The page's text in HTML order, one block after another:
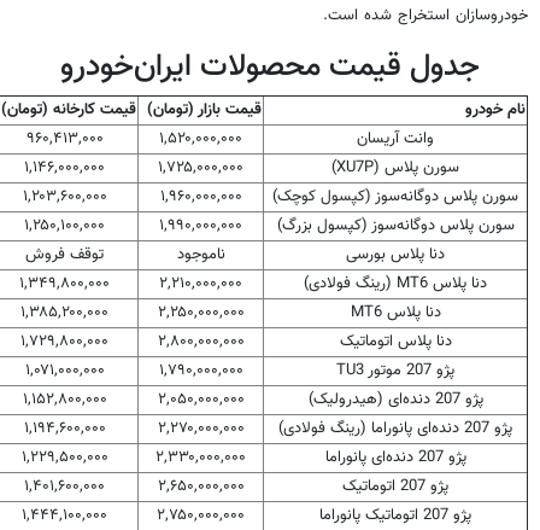
خودروسازان استخراج شده است.
جدول قیمت محصولات ایران‌خودرو
نام خودرو قیمت بازار (تومان) قیمت کارخانه (تومان)
وانت آریسان
۱,۵۲۰,۰۰۰,۰۰۰
۹۶۰,۴۱۳,۰۰۰
سورن پلاس (XU7P)
۱,۷۲۵,۰۰۰,۰۰۰
۱,۱۴۶,۰۰۰,۰۰۰
سورن پلاس دوگانه‌سوز (کپسول کوچک)
۱,۹۶۰,۰۰۰,۰۰۰
۱,۲۰۳,۶۰۰,۰۰۰
سورن پلاس دوگانه‌سوز (کپسول بزرگ)
۱,۹۹۰,۰۰۰,۰۰۰
۱,۲۵۰,۱۰۰,۰۰۰
دنا پلاس بورسی
ناموجود
توقف فروش
دنا پلاس MT6 (رینگ فولادی)
۲,۲۱۰,۰۰۰,۰۰۰
۱,۳۴۹,۸۰۰,۰۰۰
دنا پلاس MT6
۲,۲۵۰,۰۰۰,۰۰۰
۱,۳۸۵,۲۰۰,۰۰۰
دنا پلاس اتوماتیک
۲,۸۰۰,۰۰۰,۰۰۰
۱,۷۲۹,۸۰۰,۰۰۰
پژو 207 موتور TU3
۱,۷۹۰,۰۰۰,۰۰۰
۱,۰۷۱,۰۰۰,۰۰۰
پژو 207 دنده‌ای (هیدرولیک)
۲,۰۵۰,۰۰۰,۰۰۰
۱,۱۵۲,۸۰۰,۰۰۰
پژو 207 دنده‌ای پانوراما (رینگ فولادی)
۲,۲۷۰,۰۰۰,۰۰۰
۱,۱۹۴,۶۰۰,۰۰۰
پژو 207 دنده‌ای پانوراما
۲,۳۳۰,۰۰۰,۰۰۰
۱,۲۲۹,۵۰۰,۰۰۰
پژو 207 اتوماتیک
۲,۶۵۰,۰۰۰,۰۰۰
۱,۴۰۱,۶۰۰,۰۰۰
پژو 207 اتوماتیک پانوراما
۲,۷۵۰,۰۰۰,۰۰۰
۱,۴۴۴,۱۰۰,۰۰۰